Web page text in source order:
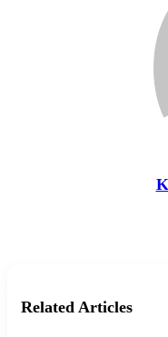
Related Articles